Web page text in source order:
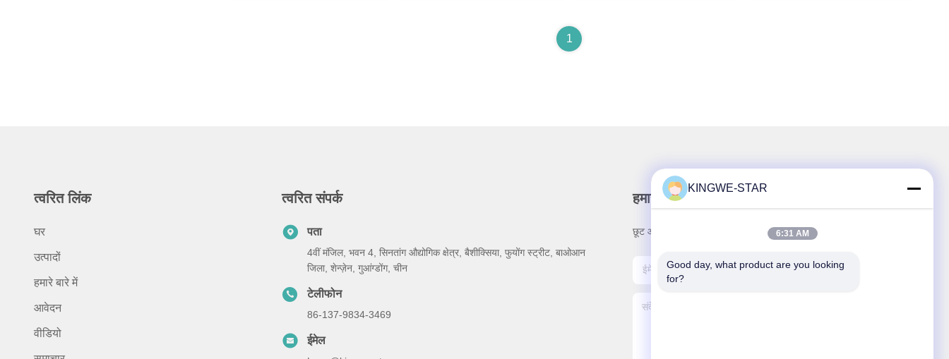
1
त्वरित लिंक
घर
उत्पादों
हमारे बारे में
आवेदन
वीडियो
त्वरित संपर्क
पता
4वीं मंजिल, भवन 4, सिनतांग औद्योगिक क्षेत्र, बैशीक्सिया, फुयोंग स्ट्रीट, बाओआन
जिला, शेन्ज़ेन, गुआंग्डोंग, चीन
टेलीफोन
86-137-9834-3469
ईमेल
हमारा समाचार पत्र
छूट और अधिक के लिए हमारे न्यूज़लेटर की सदस्यता लें।
KINGWE-STAR
6:31 AM
Good day, what product are you looking
for?